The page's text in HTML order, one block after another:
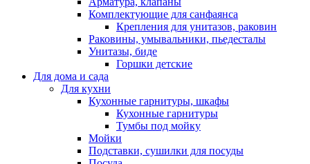
Комплектующие для санфаянса
Крепления для унитазов, раковин
Раковины, умывальники, пьедесталы
Унитазы, биде
Горшки детские
Для дома и сада
Для кухни
Кухонные гарнитуры, шкафы
Кухонные гарнитуры
Тумбы под мойку
Мойки
Подставки, сушилки для посуды